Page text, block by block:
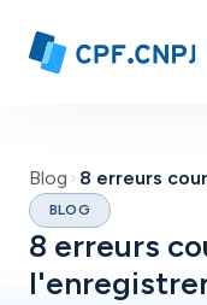
Blog
BLOG
8 erreurs